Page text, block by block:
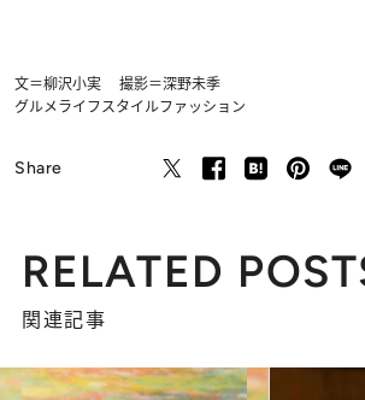
文＝柳沢小実 撮影＝深野未季
グルメライフスタイルファッション
Share
RELATED
関連記事